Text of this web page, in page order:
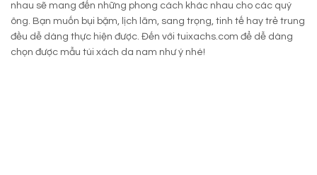
nhau sẽ mang đến những phong cách khác nhau cho các quý
ông. Bạn muốn bụi bặm, lịch lãm, sang trọng, tinh tế hay trẻ trung
đều dễ dàng thực hiện được. Đến với tuixachs.com để dễ dàng
chọn được mẫu túi xách da nam như ý nhé!